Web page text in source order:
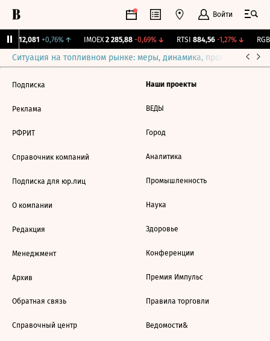
Войти
12,081 +0,76%↑ IMOEX 2 285,88 -0,69%↓ RTSI 884,56 -1,27%↓ RGBI
Ситуация на топливном рынке: меры, динамика, прогнозы
Подписка
Реклама
РФРИТ
Справочник компаний
Подписка для юр.лиц
О компании
Редакция
Менеджмент
Архив
Обратная связь
Справочный центр
Наши проекты
ВЕДЫ
Город
Аналитика
Промышленность
Наука
Здоровье
Конференции
Премия Импульс
Правила торговли
Ведомости&